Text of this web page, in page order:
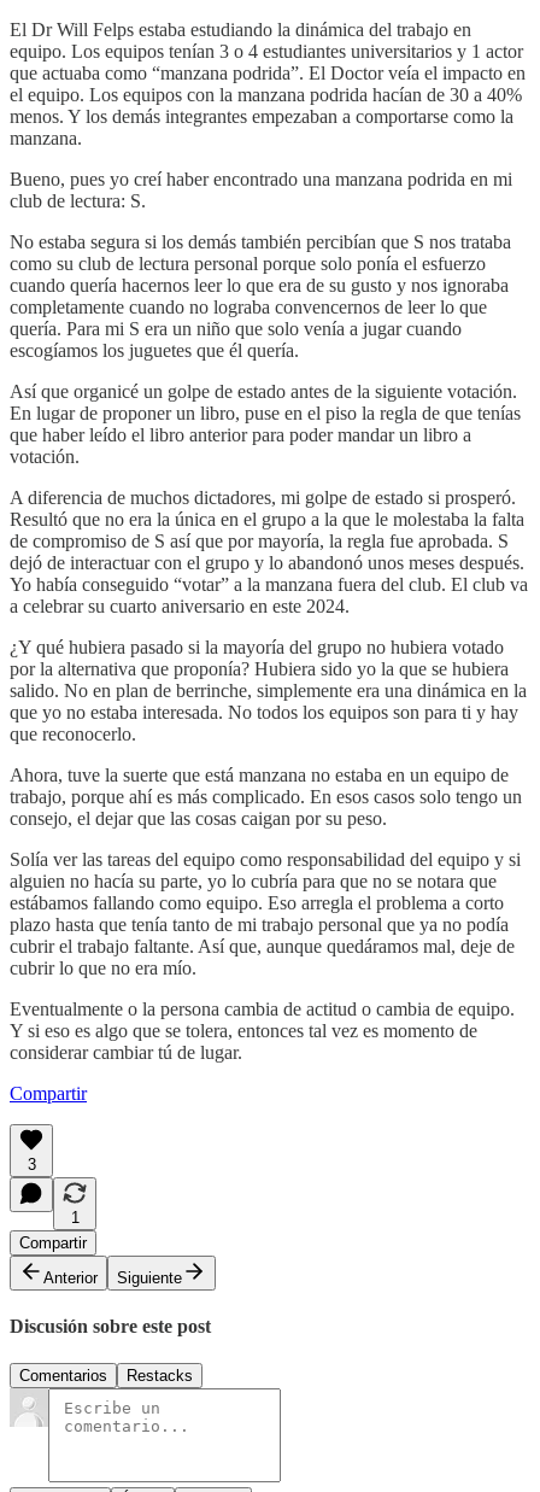
El Dr Will Felps estaba estudiando la dinámica del trabajo en
equipo. Los equipos tenían 3 o 4 estudiantes universitarios y 1 actor
que actuaba como “manzana podrida”. El Doctor veía el impacto en
el equipo. Los equipos con la manzana podrida hacían de 30 a 40%
menos. Y los demás integrantes empezaban a comportarse como la
manzana.
Bueno, pues yo creí haber encontrado una manzana podrida en mi
club de lectura: S.
No estaba segura si los demás también percibían que S nos trataba
como su club de lectura personal porque solo ponía el esfuerzo
cuando quería hacernos leer lo que era de su gusto y nos ignoraba
completamente cuando no lograba convencernos de leer lo que
quería. Para mi S era un niño que solo venía a jugar cuando
escogíamos los juguetes que él quería.
Así que organicé un golpe de estado antes de la siguiente votación.
En lugar de proponer un libro, puse en el piso la regla de que tenías
que haber leído el libro anterior para poder mandar un libro a
votación.
A diferencia de muchos dictadores, mi golpe de estado si prosperó.
Resultó que no era la única en el grupo a la que le molestaba la falta
de compromiso de S así que por mayoría, la regla fue aprobada. S
dejó de interactuar con el grupo y lo abandonó unos meses después.
Yo había conseguido “votar” a la manzana fuera del club. El club va
a celebrar su cuarto aniversario en este 2024.
¿Y qué hubiera pasado si la mayoría del grupo no hubiera votado
por la alternativa que proponía? Hubiera sido yo la que se hubiera
salido. No en plan de berrinche, simplemente era una dinámica en la
que yo no estaba interesada. No todos los equipos son para ti y hay
que reconocerlo.
Ahora, tuve la suerte que está manzana no estaba en un equipo de
trabajo, porque ahí es más complicado. En esos casos solo tengo un
consejo, el dejar que las cosas caigan por su peso.
Solía ver las tareas del equipo como responsabilidad del equipo y si
alguien no hacía su parte, yo lo cubría para que no se notara que
estábamos fallando como equipo. Eso arregla el problema a corto
plazo hasta que tenía tanto de mi trabajo personal que ya no podía
cubrir el trabajo faltante. Así que, aunque quedáramos mal, deje de
cubrir lo que no era mío.
Eventualmente o la persona cambia de actitud o cambia de equipo.
Y si eso es algo que se tolera, entonces tal vez es momento de
considerar cambiar tú de lugar.
Compartir
3
1
Compartir
Anterior
Siguiente
Discusión sobre este post
Comentarios Restacks